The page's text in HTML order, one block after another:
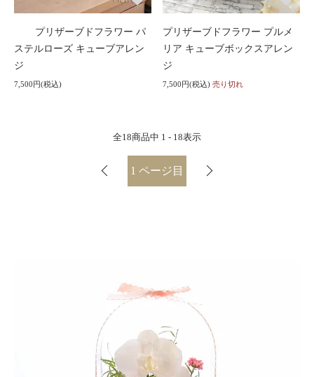
プリザーブドフラワー パ
ステルローズ キューブアレン
ジ
7,500円(税込)
プリザーブドフラワー プルメ
リア キューブボックスアレン
ジ
7,500円(税込) 売り切れ
全18商品中 1 - 18表示
1 ページ目